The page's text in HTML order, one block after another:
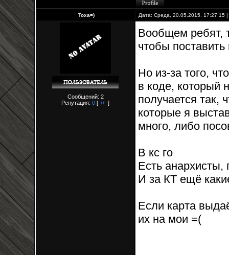
Toxa=) Дата: Среда, 20.05.2015, 17:27:15
Сообщений: 2
Репутация: 0 [ +/- ]
Вообщем ребят,
чтобы
Но из-за того,
в коде, который
получается так,
которые я
много, либо
В кс го
Есть
И за КТ ещё
Если карта
их на мои =(